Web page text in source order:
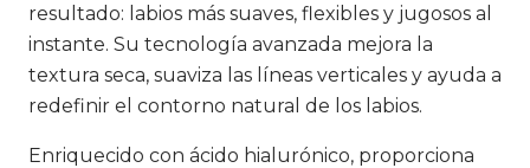
resultado: labios más suaves, flexibles y jugosos al
instante. Su tecnología avanzada mejora la
textura seca, suaviza las líneas verticales y ayuda a
redefinir el contorno natural de los labios.
Enriquecido con ácido hialurónico, proporciona